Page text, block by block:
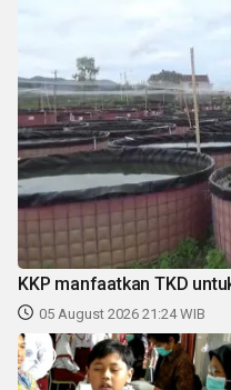
KKP manfaatkan TKD
05 August 2026 21:24 WIB